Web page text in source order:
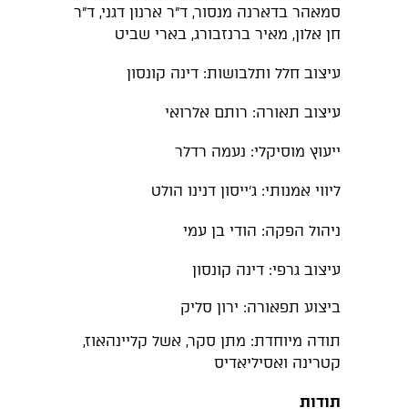
סמאהר בדארנה מנסור, ד"ר ארנון דגני, ד"ר
חן אלון, מאיר ברנזבורג, בארי שביט
עיצוב חלל ותלבושות: דינה קונסון
עיצוב תאורה: רותם אלרואי
ייעוץ מוסיקלי: נעמה רדלר
ליווי אמנותי: ג'ייסון דנינו הולט
ניהול הפקה: הודי בן עמי
עיצוב גרפי: דינה קונסון
ביצוע תפאורה: ירון סליק
תודה מיוחדת: מתן סקר, אשל קליינהאוז,
קטרינה ואסיליאדיס
תודות